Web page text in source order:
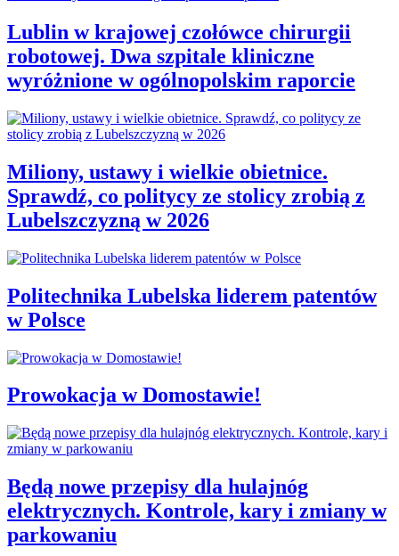
Lublin w krajowej czołówce chirurgii
robotowej. Dwa szpitale kliniczne
wyróżnione w ogólnopolskim raporcie
Miliony, ustawy i wielkie obietnice.
Sprawdź, co politycy ze stolicy zrobią z
Lubelszczyzną w 2026
Politechnika Lubelska liderem patentów
w Polsce
Prowokacja w Domostawie!
Będą nowe przepisy dla hulajnóg
elektrycznych. Kontrole, kary i zmiany w
parkowaniu